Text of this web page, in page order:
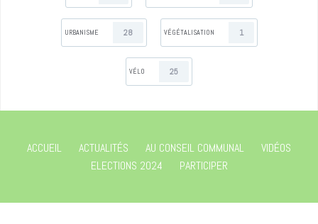
URBANISME 28 VÉGÉTALISATION 1
VÉLO 25
ACCUEIL ACTUALITÉS AU CONSEIL COMMUNAL
VIDÉOS
ELECTIONS 2024
PARTICIPER